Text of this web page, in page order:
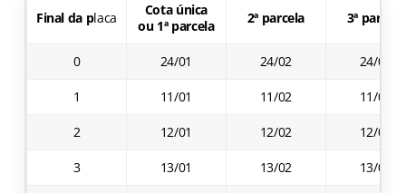
Final da placa
Cota única
ou 1ª parcela
2ª parcela 3ª parcela
0 24/01 24/02 24/03
1 11/01 11/02 11/03
2 12/01 12/02 12/03
3 13/01 13/02 13/03